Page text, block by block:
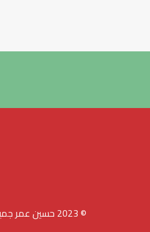
© 2023 حسين عمر جميع الحقوق محفوظة